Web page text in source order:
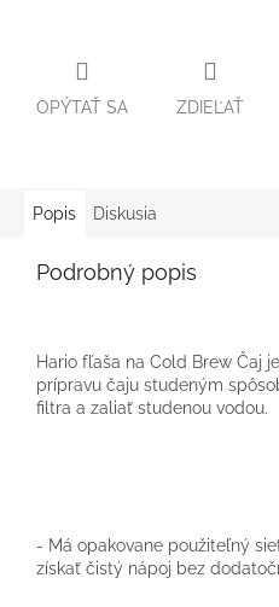
OPÝTAŤ SA ZDIEĽAŤ
Popis Diskusia
Podrobný popis
Hario fľaša na Cold Brew Čaj
prípravu čaju studeným
filtra a zaliať studenou vodou.
- Má opakovane použiteľný
získať čistý nápoj bez